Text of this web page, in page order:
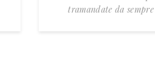
tramandate da sempre